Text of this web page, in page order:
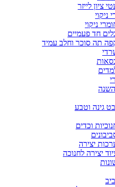
ציון לייזר
ניקוי
ניקוי
חד פעמיים
תה סוכר וחלב עמיד
גינה וטבע
וכדים
יצירה
יצירה לחנוכה